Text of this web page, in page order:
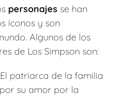
personajes se han
íconos y son
Algunos de los
de Los Simpson son:
El patriarca de la familia
su amor por la